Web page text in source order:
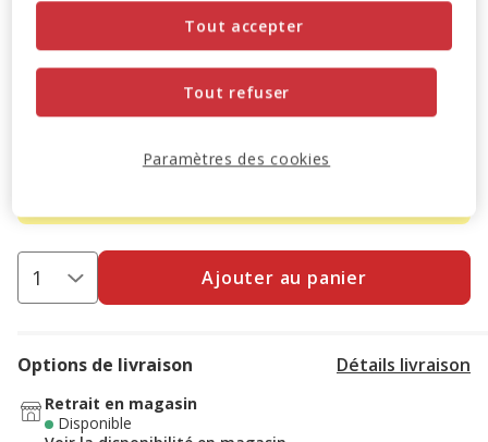
Promotion disponible
-10% sur votre première commande* avec votre Carte
Voir conditions
Ajouter au panier
Options de livraison Détails livraison
Retrait en magasin
Disponible
Tout refuser
Tout accepter
Paramètres des cookies